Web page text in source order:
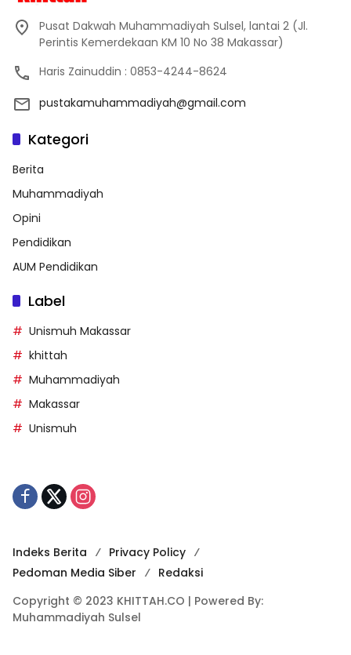
Pusat Dakwah Muhammadiyah Sulsel, lantai 2 (Jl.
Perintis Kemerdekaan KM 10 No 38 Makassar)
Haris Zainuddin : 0853-4244-8624
pustakamuhammadiyah@gmail.com
Kategori
Berita
Muhammadiyah
Opini
Pendidikan
AUM Pendidikan
Label
Unismuh Makassar
khittah
Muhammadiyah
Makassar
Unismuh
Indeks Berita
Privacy Policy
Pedoman Media Siber
Redaksi
Copyright © 2023 KHITTAH.CO | Powered By:
Muhammadiyah Sulsel